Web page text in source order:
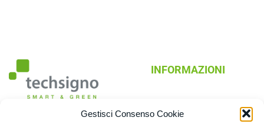
Gestisci Consenso Cookie
INFORMAZIONI
Tecnologia